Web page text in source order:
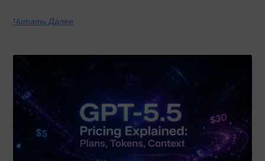
конкретных задач на сегодняшний день.
Читать Далее